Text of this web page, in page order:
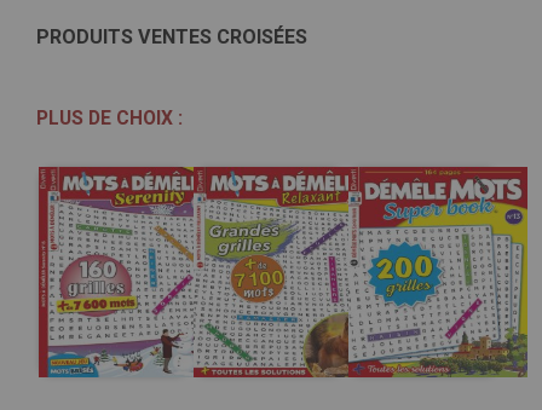
PRODUITS VENTES CROISÉES
PLUS DE CHOIX :